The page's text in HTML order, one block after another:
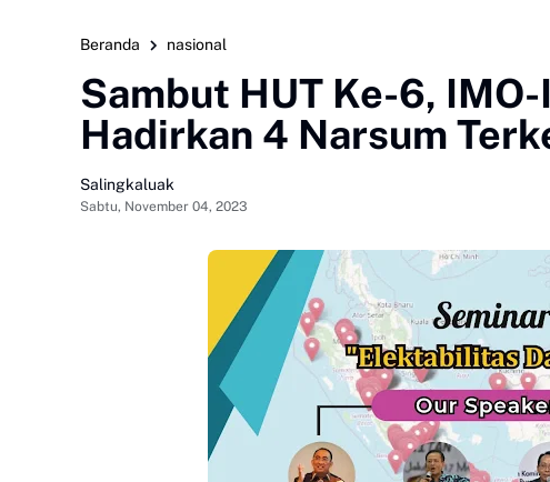
Beranda nasional
Sambut HUT Ke-6,
Hadirkan 4 Narsum
Salingkaluak
Sabtu, November 04, 2023